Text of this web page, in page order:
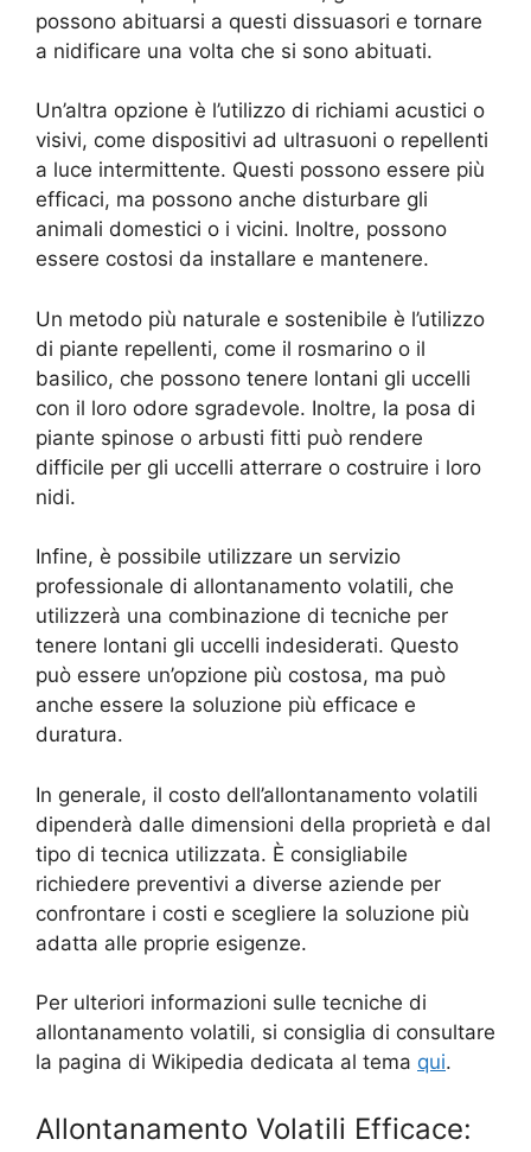
possono abituarsi a questi dissuasori e tornare
a nidificare una volta che si sono abituati.
Un’altra opzione è l’utilizzo di richiami acustici o
visivi, come dispositivi ad ultrasuoni o repellenti
a luce intermittente. Questi possono essere più
efficaci, ma possono anche disturbare gli
animali domestici o i vicini. Inoltre, possono
essere costosi da installare e mantenere.
Un metodo più naturale e sostenibile è l’utilizzo
di piante repellenti, come il rosmarino o il
basilico, che possono tenere lontani gli uccelli
con il loro odore sgradevole. Inoltre, la posa di
piante spinose o arbusti fitti può rendere
difficile per gli uccelli atterrare o costruire i loro
nidi.
Infine, è possibile utilizzare un servizio
professionale di allontanamento volatili, che
utilizzerà una combinazione di tecniche per
tenere lontani gli uccelli indesiderati. Questo
può essere un’opzione più costosa, ma può
anche essere la soluzione più efficace e
duratura.
In generale, il costo dell’allontanamento volatili
dipenderà dalle dimensioni della proprietà e dal
tipo di tecnica utilizzata. È consigliabile
richiedere preventivi a diverse aziende per
confrontare i costi e scegliere la soluzione più
adatta alle proprie esigenze.
Per ulteriori informazioni sulle tecniche di
allontanamento volatili, si consiglia di consultare
la pagina di Wikipedia dedicata al tema qui.
Allontanamento Volatili Efficace: